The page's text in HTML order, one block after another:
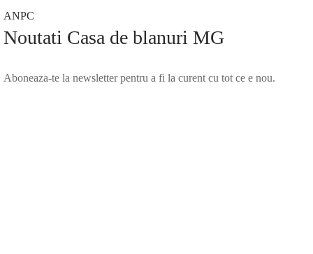
ANPC
Noutati Casa de blanuri MG
Aboneaza-te la newsletter pentru a fi la curent cu tot ce e nou.